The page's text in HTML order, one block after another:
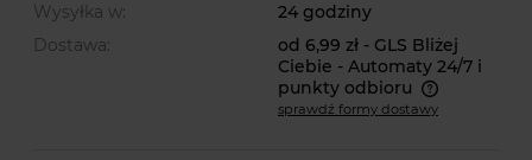
Wysyłka w:
24 godziny
Dostawa:
od 6,99 zł - GLS Bliżej
Ciebie - Automaty 24/7 i
punkty odbioru
Cena nie zawiera ewentualnych kosztów płatności
sprawdź formy dostawy